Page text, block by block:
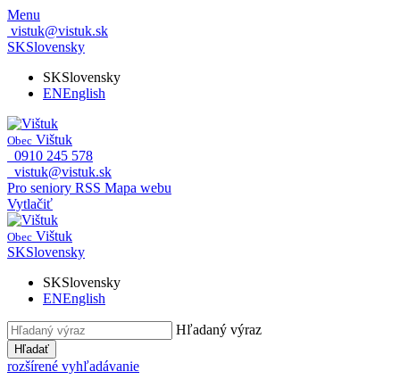
Menu
vistuk@vistuk.sk
SKSlovensky
SKSlovensky
ENEnglish
Obec Vištuk
0910 245 578
vistuk@vistuk.sk
Pro seniory RSS Mapa webu
Vytlačiť
Obec Vištuk
SKSlovensky
SKSlovensky
ENEnglish
Hľadaný výraz
Hľadať
rozšírené vyhľadávanie